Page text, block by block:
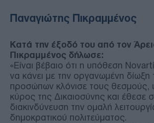
Παναγιώτης Πικραμμένος
Κατά την έξοδό του από τον
Πικραμμένος δήλωσε:
«Είναι βέβαιο ότι η υπόθεση
να κάνει με την οργανωμένη δίωξη
προσώπων κλόνισε τους θεσμούς,
κύρος της Δικαιοσύνης και έθεσε
διακινδύνευση την ομαλή
δημοκρατικού πολιτεύματος.